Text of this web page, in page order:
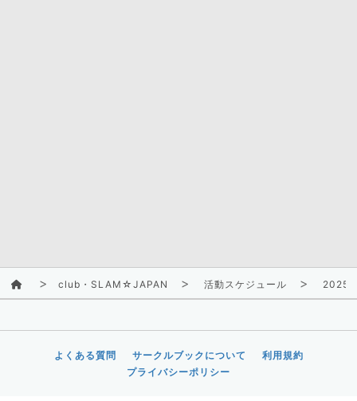
club・SLAM☆JAPAN 活動スケジュール 2025/
よくある質問 サークルブックについて
利用規約
プライバシーポリシー